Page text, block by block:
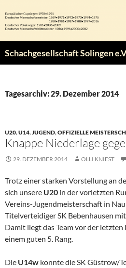
Inhalt
springen
Schachgesellschaft Solingen
Tagesarchiv: 29. Dezember 2014
U20,U14,JUGEND,OFFIZIELLE
Knappe Niederlage
29. DEZEMBER 2014 OLLI KNIEST
Trotz einer starken Vorstellung an
sich unsere U20 in der vorletzten
Vereins-Jugendmeisterschaft in
Titelverteidiger SK Bebenhausen mit
Damit liegt das Team vor der
einem guten 5. Rang.
Die U14w konnte die SK Güstrow/